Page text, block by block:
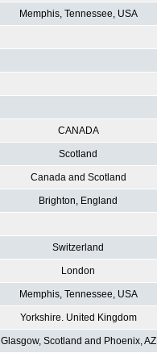
Memphis, Tennessee, USA
CANADA
Scotland
Canada and Scotland
Brighton, England
Switzerland
London
Memphis, Tennessee, USA
Yorkshire. United Kingdom
Glasgow, Scotland and Phoenix, AZ